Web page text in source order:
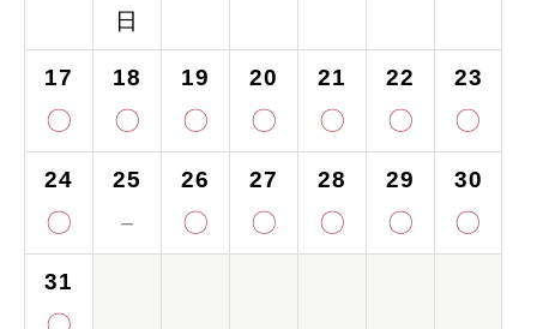
日
17
〇
18
〇
19
〇
20
〇
21
〇
22
〇
23
〇
24
〇
25
－
26
〇
27
〇
28
〇
29
〇
30
〇
31